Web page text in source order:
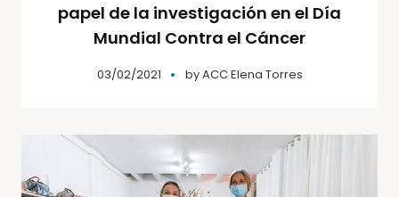
papel de la investigación en el Día
Mundial Contra el Cáncer
03/02/2021 byACC Elena Torres